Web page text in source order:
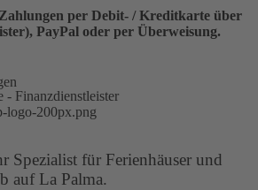
per Debit- / Kreditkarte über
PayPal oder per Überweisung.
Spezialist für Ferienhäuser und
auf La Palma.